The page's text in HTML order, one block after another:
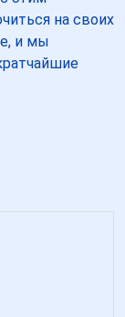
на своих
и мы